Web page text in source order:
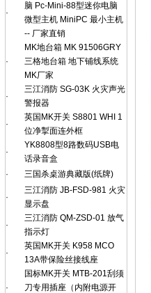
·
脑 Pc-Mini-88型迷你电脑
微型主机 MiniPC 最小主机
-- 厂家直销
·
MK地台箱 MK 91506GRY
三格地台箱 地下铺线系统
MK厂家
·
三江消防 SG-03K 火灾声光
警报器
·
英国MK开关 S8801 WHI 1
位净掣面连外框
·
YK8808型8路数码USB电
话录音盒
·
三国杀桌游典藏版(纸牌)
·
三江消防 JB-FSD-981 火灾
显示盘
·
三江消防 QM-ZSD-01 放气
指示灯
·
英国MK开关 K958 MCO
13A带保险丝接线座
·
国标MK开关 MTB-201刮须
刀专用插座（内附电源开